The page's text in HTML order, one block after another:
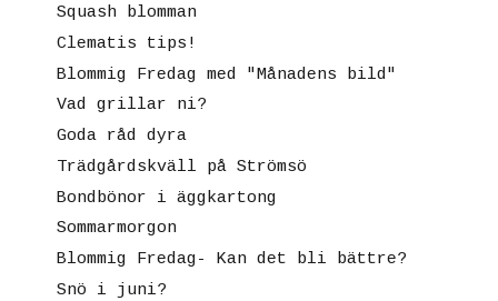
Squash blomman
Clematis tips!
Blommig Fredag med "Månadens bild"
Vad grillar ni?
Goda råd dyra
Trädgårdskväll på Strömsö
Bondbönor i äggkartong
Sommarmorgon
Blommig Fredag- Kan det bli bättre?
Snö i juni?